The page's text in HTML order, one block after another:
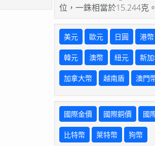
位，一銖相當於15.244克。
美元 歐元 日圓 港幣
韓元 澳幣 紐元 新
加拿大幣 越南盾 澳門
國際金價 國際銅價 國
比特幣 萊特幣 狗幣